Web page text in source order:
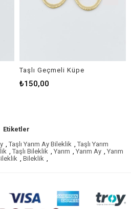
Taşlı Geçmeli Küpe
₺150,00
Etiketler
Taşlı Yarım Ay Bileklik
Taşlı Yarım
Taşlı Bileklik Yarım Yarım Ay
Yarım
Bileklik